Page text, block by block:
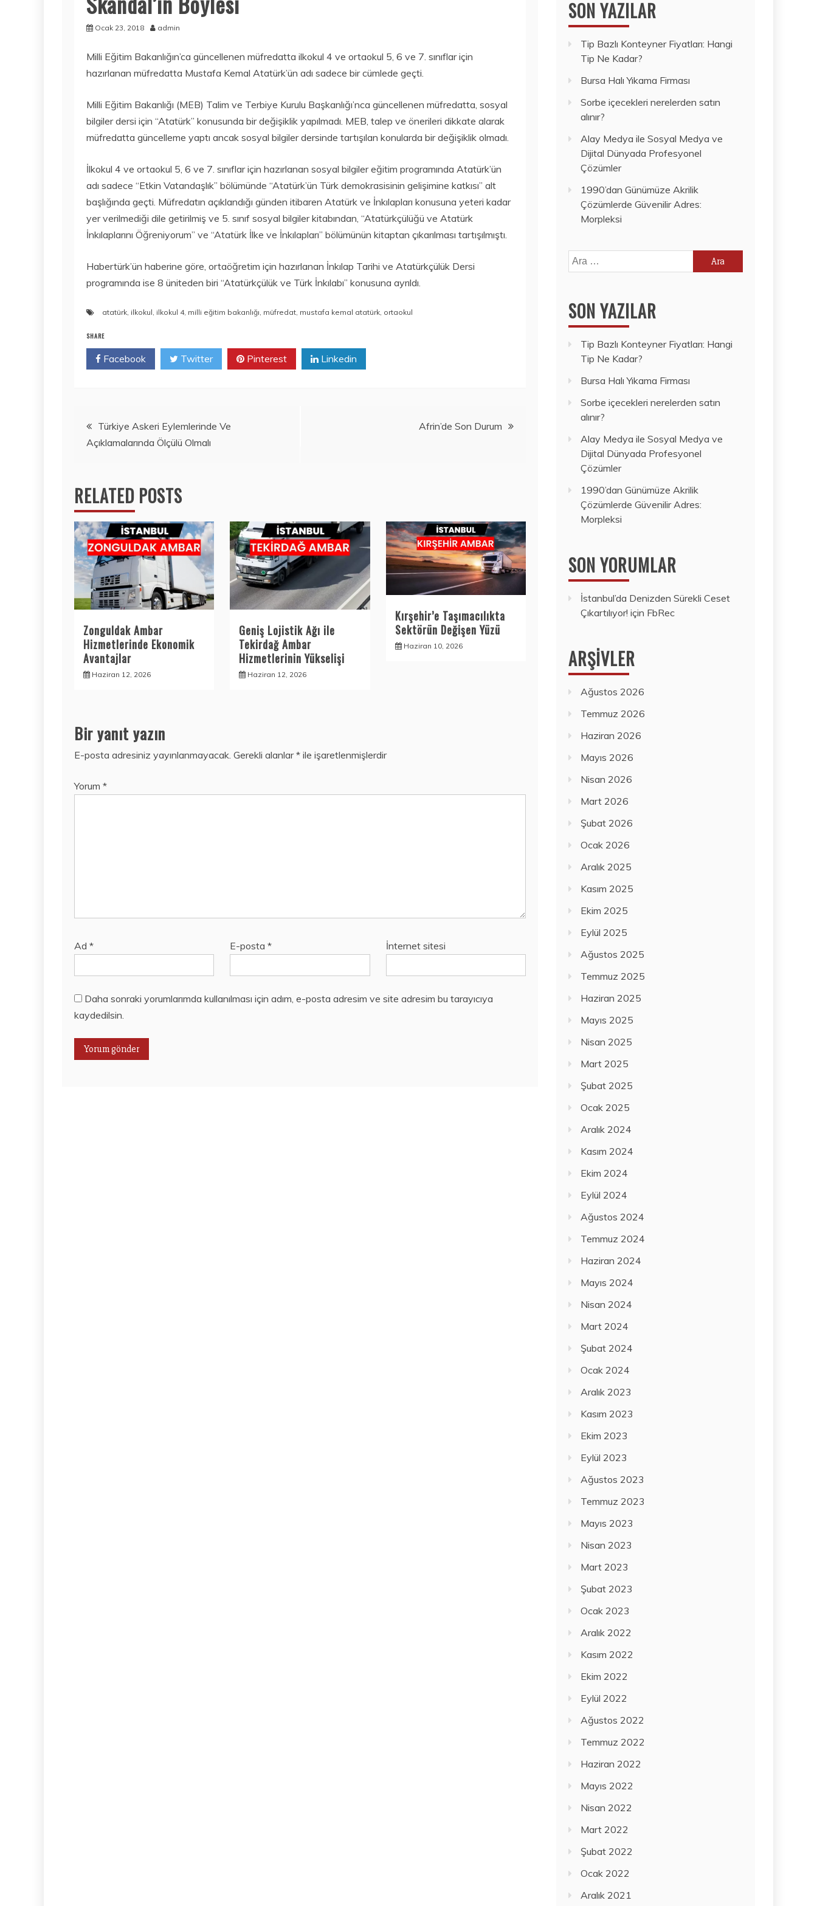
Ocak 23, 2018 admin
Milli Eğitim Bakanlığın’ca güncellenen müfredatta ilkokul 4 ve ortaokul 5, 6 ve 7. sınıflar için
hazırlanan müfredatta Mustafa Kemal Atatürk’ün adı sadece bir cümlede geçti.
Milli Eğitim Bakanlığı (MEB) Talim ve Terbiye Kurulu Başkanlığı’nca güncellenen müfredatta, sosyal
bilgiler dersi için “Atatürk” konusunda bir değişiklik yapılmadı. MEB, talep ve önerileri dikkate alarak
müfredatta güncelleme yaptı ancak sosyal bilgiler dersinde tartışılan konularda bir değişiklik olmadı.
İlkokul 4 ve ortaokul 5, 6 ve 7. sınıflar için hazırlanan sosyal bilgiler eğitim programında Atatürk’ün
adı sadece “Etkin Vatandaşlık” bölümünde “Atatürk’ün Türk demokrasisinin gelişimine katkısı” alt
başlığında geçti. Müfredatın açıklandığı günden itibaren Atatürk ve İnkılapları konusuna yeteri kadar
yer verilmediği dile getirilmiş ve 5. sınıf sosyal bilgiler kitabından, “Atatürkçülüğü ve Atatürk
İnkılaplarını Öğreniyorum” ve “Atatürk İlke ve İnkılapları” bölümünün kitaptan çıkarılması tartışılmıştı.
Habertürk’ün haberine göre, ortaöğretim için hazırlanan İnkılap Tarihi ve Atatürkçülük Dersi
programında ise 8 üniteden biri “Atatürkçülük ve Türk İnkılabı” konusuna ayrıldı.
atatürk, ilkokul, ilkokul 4, milli eğitim bakanlığı, müfredat, mustafa kemal atatürk, ortaokul
SHARE
Facebook Twitter Pinterest Linkedin
Yazı
gezinmesi
Türkiye Askeri Eylemlerinde Ve
Açıklamalarında Ölçülü Olmalı
Afrin’de Son Durum
RELATED POSTS
Zonguldak Ambar
Hizmetlerinde Ekonomik
Avantajlar
Haziran 12, 2026
Geniş Lojistik Ağı ile
Tekirdağ Ambar
Hizmetlerinin Yükselişi
Haziran 12, 2026
Kırşehir’e Taşımacılıkta
Sektörün Değişen Yüzü
Haziran 10, 2026
Bir yanıt yazın
E-posta adresiniz yayınlanmayacak. Gerekli alanlar* ile işaretlenmişlerdir
Yorum *
Ad * E-posta* İnternet sitesi
Daha sonraki yorumlarımda kullanılması için adım, e-posta adresim ve site adresim bu tarayıcıya
kaydedilsin.
SON YAZILAR
Tip Bazlı Konteyner Fiyatları: Hangi
Tip Ne Kadar?
Bursa Halı Yıkama Firması
Sorbe içecekleri nerelerden satın
alınır?
Alay Medya ile Sosyal Medya ve
Dijital Dünyada Profesyonel
Çözümler
1990’dan Günümüze Akrilik
Çözümlerde Güvenilir Adres:
Morpleksi
Arama:
SON YAZILAR
Tip Bazlı Konteyner Fiyatları: Hangi
Tip Ne Kadar?
Bursa Halı Yıkama Firması
Sorbe içecekleri nerelerden satın
alınır?
Alay Medya ile Sosyal Medya ve
Dijital Dünyada Profesyonel
Çözümler
1990’dan Günümüze Akrilik
Çözümlerde Güvenilir Adres:
Morpleksi
SON YORUMLAR
İstanbul’da Denizden Sürekli Ceset
Çıkartılıyor! için FbRec
ARŞIVLER
Ağustos 2026
Temmuz 2026
Haziran 2026
Mayıs 2026
Nisan 2026
Mart 2026
Şubat 2026
Ocak 2026
Aralık 2025
Kasım 2025
Ekim 2025
Eylül 2025
Ağustos 2025
Temmuz 2025
Haziran 2025
Mayıs 2025
Nisan 2025
Mart 2025
Şubat 2025
Ocak 2025
Aralık 2024
Kasım 2024
Ekim 2024
Eylül 2024
Ağustos 2024
Temmuz 2024
Haziran 2024
Mayıs 2024
Nisan 2024
Mart 2024
Şubat 2024
Ocak 2024
Aralık 2023
Kasım 2023
Ekim 2023
Eylül 2023
Ağustos 2023
Temmuz 2023
Mayıs 2023
Nisan 2023
Mart 2023
Şubat 2023
Ocak 2023
Aralık 2022
Kasım 2022
Ekim 2022
Eylül 2022
Ağustos 2022
Temmuz 2022
Haziran 2022
Mayıs 2022
Nisan 2022
Mart 2022
Şubat 2022
Ocak 2022
Aralık 2021